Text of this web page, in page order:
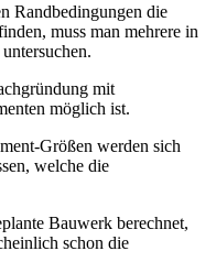
Randbedingungen die
muss man mehrere in
mit
möglich ist.
Größen werden sich
welche die
Bauwerk berechnet,
schon die